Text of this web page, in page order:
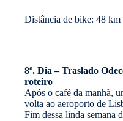
Distância de bike: 48 km
8º. Dia – Traslado
roteiro
Após o café da manhã,
volta ao aeroporto de
Fim dessa linda semana